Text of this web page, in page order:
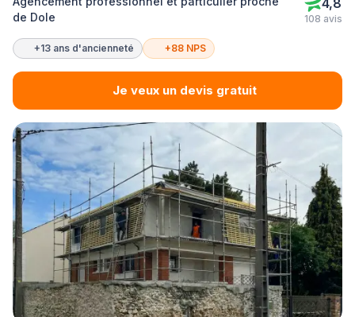
de Dole
4,8
108 avis
+13 ans d'ancienneté +88 NPS
Je veux un devis gratuit